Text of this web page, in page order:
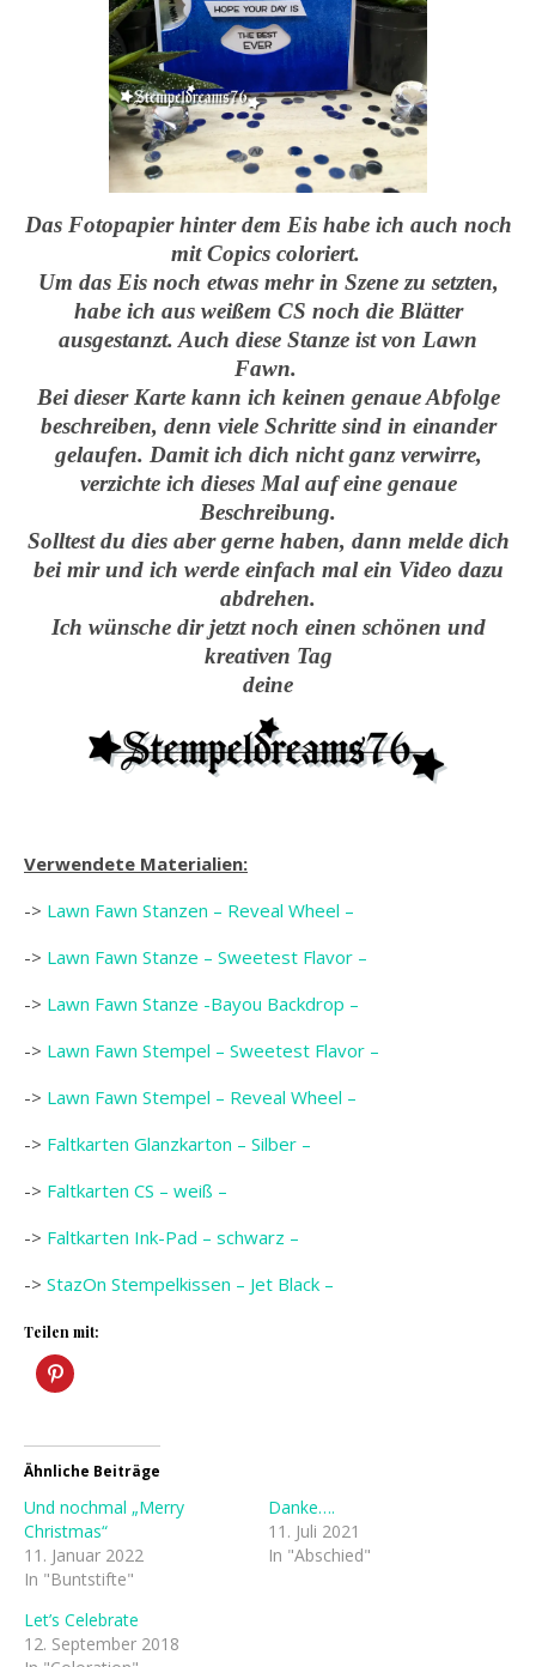
Das Fotopapier hinter dem Eis habe ich auch noch
mit Copics coloriert.
Um das Eis noch etwas mehr in Szene zu setzten,
habe ich aus weißem CS noch die Blätter
ausgestanzt. Auch diese Stanze ist von Lawn
Fawn.
Bei dieser Karte kann ich keinen genaue Abfolge
beschreiben, denn viele Schritte sind in einander
gelaufen. Damit ich dich nicht ganz verwirre,
verzichte ich dieses Mal auf eine genaue
Beschreibung.
Solltest du dies aber gerne haben, dann melde dich
bei mir und ich werde einfach mal ein Video dazu
abdrehen.
Ich wünsche dir jetzt noch einen schönen und
kreativen Tag
deine
Verwendete Materialien:
-> Lawn Fawn Stanzen – Reveal Wheel –
-> Lawn Fawn Stanze – Sweetest Flavor –
-> Lawn Fawn Stanze -Bayou Backdrop –
-> Lawn Fawn Stempel – Sweetest Flavor –
-> Lawn Fawn Stempel – Reveal Wheel –
-> Faltkarten Glanzkarton – Silber –
-> Faltkarten CS – weiß –
-> Faltkarten Ink-Pad – schwarz –
-> StazOn Stempelkissen – Jet Black –
Teilen mit:
Ähnliche Beiträge
Und nochmal „Merry
Christmas“
11. Januar 2022
In "Buntstifte"
Danke….
11. Juli 2021
In "Abschied"
Let’s Celebrate
12. September 2018